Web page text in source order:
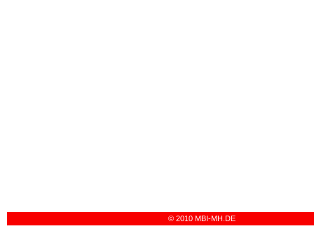
© 2010 MBI-MH.DE